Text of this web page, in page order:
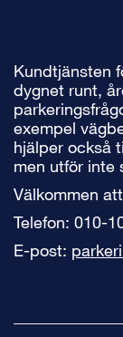
Kundtjänsten
dygnet runt,
exempel
hjälper också
men utför inte
Välkommen
Telefon: 010-
E-post: